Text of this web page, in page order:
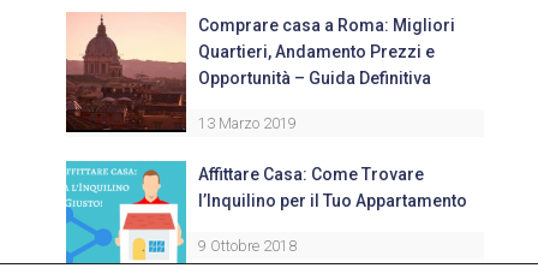
Comprare casa a Roma: Migliori
Quartieri, Andamento Prezzi e
Opportunità – Guida Definitiva
13 Marzo 2019
Affittare Casa: Come Trovare
l’Inquilino per il Tuo Appartamento
9 Ottobre 2018